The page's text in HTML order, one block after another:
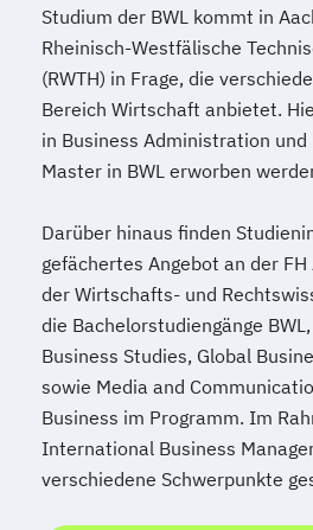
Studium der BWL kommt in
Rheinisch-Westfälische
(RWTH) in Frage, die
Bereich Wirtschaft anbietet.
in Business Administration
Master in BWL erworben
Darüber hinaus finden
gefächertes Angebot an der
der Wirtschafts- und
die Bachelorstudiengänge
Business Studies, Global
sowie Media and
Business im Programm. Im
International Business
verschiedene Schwerpunkte